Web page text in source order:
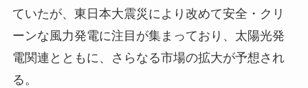
ていたが、東日本大震災により改めて安全・クリ
ーンな風力発電に注目が集まっており、太陽光発
電関連とともに、さらなる市場の拡大が予想され
る。